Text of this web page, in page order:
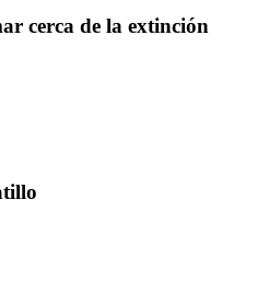
cerca de la extinción